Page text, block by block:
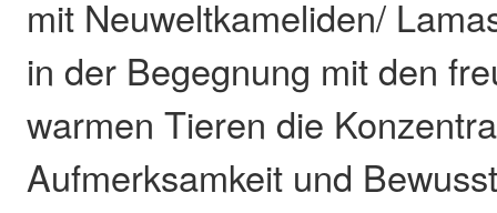
mit Neuweltkameliden/
in der Begegnung mit den
warmen Tieren die
Aufmerksamkeit und